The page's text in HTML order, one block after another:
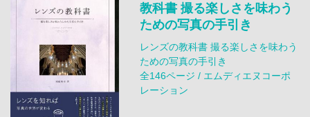
教科書 撮る楽しさを味わう
ための写真の手引き
レンズの教科書 撮る楽しさを味わう
ための写真の手引き
全146ページ / エムディエヌコーポ
レーション